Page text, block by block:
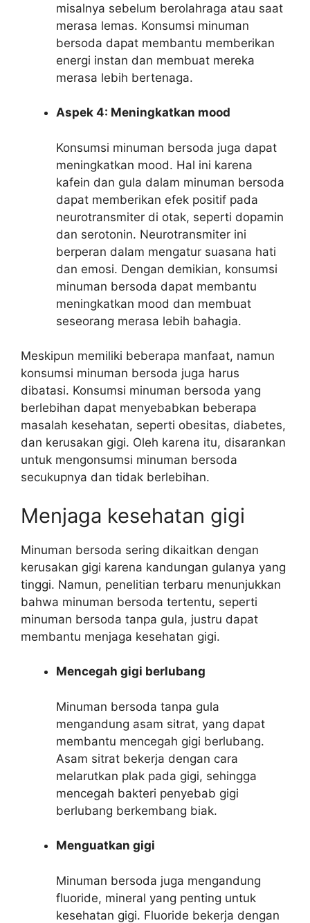
misalnya sebelum berolahraga atau saat
merasa lemas. Konsumsi minuman
bersoda dapat membantu memberikan
energi instan dan membuat mereka
merasa lebih bertenaga.
Aspek 4: Meningkatkan mood
Konsumsi minuman bersoda juga dapat
meningkatkan mood. Hal ini karena
kafein dan gula dalam minuman bersoda
dapat memberikan efek positif pada
neurotransmiter di otak, seperti dopamin
dan serotonin. Neurotransmiter ini
berperan dalam mengatur suasana hati
dan emosi. Dengan demikian, konsumsi
minuman bersoda dapat membantu
meningkatkan mood dan membuat
seseorang merasa lebih bahagia.
Meskipun memiliki beberapa manfaat, namun
konsumsi minuman bersoda juga harus
dibatasi. Konsumsi minuman bersoda yang
berlebihan dapat menyebabkan beberapa
masalah kesehatan, seperti obesitas, diabetes,
dan kerusakan gigi. Oleh karena itu, disarankan
untuk mengonsumsi minuman bersoda
secukupnya dan tidak berlebihan.
Menjaga kesehatan gigi
Minuman bersoda sering dikaitkan dengan
kerusakan gigi karena kandungan gulanya yang
tinggi. Namun, penelitian terbaru menunjukkan
bahwa minuman bersoda tertentu, seperti
minuman bersoda tanpa gula, justru dapat
membantu menjaga kesehatan gigi.
Mencegah gigi berlubang
Minuman bersoda tanpa gula
mengandung asam sitrat, yang dapat
membantu mencegah gigi berlubang.
Asam sitrat bekerja dengan cara
melarutkan plak pada gigi, sehingga
mencegah bakteri penyebab gigi
berlubang berkembang biak.
Menguatkan gigi
Minuman bersoda juga mengandung
fluoride, mineral yang penting untuk
kesehatan gigi. Fluoride bekerja dengan